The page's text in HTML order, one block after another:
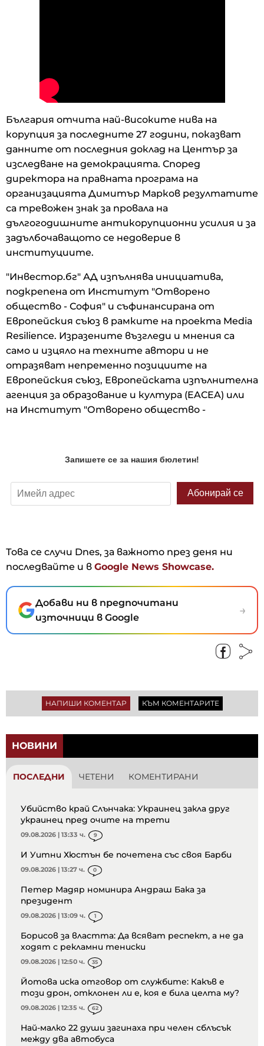
България отчита най-високите нива на
корупция за последните 27 години, показват
данните от последния доклад на Център за
изследване на демокрацията. Според
директора на правната програма на
организацията Димитър Марков резултатите
са тревожен знак за провала на
дългогодишните антикорупционни усилия и за
задълбочаващото се недоверие в
институциите.
"Инвестор.бг" АД изпълнява инициатива,
подкрепена от Институт "Отворено
общество - София" и съфинансирана от
Европейския съюз в рамките на проекта Media
Resilience. Изразените възгледи и мнения са
само и изцяло на техните автори и не
отразяват непременно позициите на
Европейския съюз, Европейската изпълнителна
агенция за образование и култура (EACEA) или
на Институт "Отворено общество -
Това се случи Dnes, за важното през деня ни
последвайте и в Google News Showcase.
Добави ни в предпочитани
източници в Google
→
НАПИШИ КОМЕНТАР КЪМ КОМЕНТАРИТЕ
НОВИНИ
ПОСЛЕДНИ ЧЕТЕНИ КОМЕНТИРАНИ
Убийство край Слънчака: Украинец закла друг
украинец пред очите на трети
09.08.2026 | 13:33 ч. 9
И Уитни Хюстън бе почетена със своя Барби
09.08.2026 | 13:27 ч. 0
Петер Мадяр номинира Андраш Бака за
президент
09.08.2026 | 13:09 ч. 1
Борисов за властта: Да всяват респект, а не да
ходят с рекламни тениски
09.08.2026 | 12:50 ч. 35
Йотова иска отговор от службите: Какъв е
този дрон, отклонен ли е, коя е била целта му?
09.08.2026 | 12:35 ч. 62
Най-малко 22 души загинаха при челен сблъсък
между два автобуса